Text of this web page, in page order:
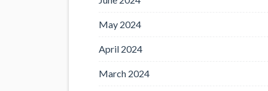
May 2024
April 2024
March 2024